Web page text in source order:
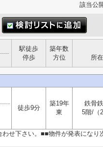
該当公
駅徒歩
停歩
築年数
方位
所
徒歩9分
築19年
東
鉄骨
5階/（
せ下さい。■■物件が発表になり